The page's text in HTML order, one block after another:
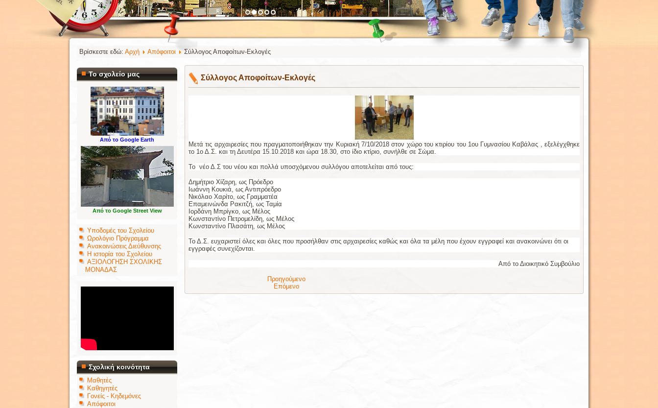
Βρίσκεστε εδώ: Αρχή Απόφοιτοι Σύλλογος Αποφοίτων-Εκλογές
Το σχολείο μας
Από το Google Earth
Από το Google Street View
Υποδομές του Σχολείου
Ωρολόγιο Πρόγραμμα
Ανακοινώσεις Διεύθυνσης
Η ιστορία του Σχολείου
ΑΞΙΟΛΟΓΗΣΗ ΣΧΟΛΙΚΗΣ
ΜΟΝΑΔΑΣ
Σχολική κοινότητα
Μαθητές
Καθηγητές
Γονείς - Κηδεμόνες
Απόφοιτοι
Σύλλογος Αποφοίτων-Εκλογές
Μετά τις αρχαιρεσίες που πραγματοποιήθηκαν την Κυριακή 7/10/2018 στον χώρο του κτιρίου του 1ου Γυμνασίου Καβάλας , εξελέγχθηκε
το 1ο Δ.Σ. και τη Δευτέρα 15.10.2018 και ώρα 18.30, στο ίδιο κτίριο, συνήλθε σε Σώμα.
Το νέο Δ.Σ του νέου και πολλά υποσχόμενου συλλόγου αποτελείται από τους:
Δημήτριο Χίζαρη, ως Πρόεδρο
Ιωάννη Κουκιά, ως Αντιπρόεδρο
Νικόλαο Χαρίτο, ως Γραμματέα
Επαμεινώνδα Ρακιτζή, ως Ταμία
Ιορδάνη Μπρίγκο, ως Μέλος
Κωνσταντίνο Πετρομελίδη, ως Μέλος
Κωνσταντίνο Πλασάτη, ως Μέλος
Το Δ.Σ. ευχαριστεί όλες και όλες που προσήλθαν στις αρχαιρεσίες καθώς και όλα τα μέλη που έχουν εγγραφεί και ανακοινώνει ότι οι
εγγραφές συνεχίζονται.
Από το Διοικητικό Συμβούλιο
Προηγούμενο
Επόμενο